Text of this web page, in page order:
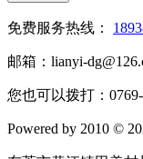
免费服务热线：
邮箱：lianyi-
您也可以拨打：
Powered by 2010 ©